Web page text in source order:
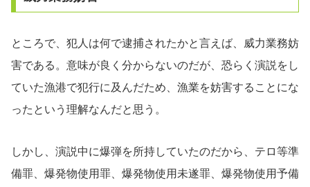
ところで、犯人は何で逮捕されたかと言えば、威力業務妨
害である。意味が良く分からないのだが、恐らく演説をし
ていた漁港で犯行に及んだため、漁業を妨害することにな
ったという理解なんだと思う。
しかし、演説中に爆弾を所持していたのだから、テロ等準
備罪、爆発物使用罪、爆発物使用未遂罪、爆発物使用予備